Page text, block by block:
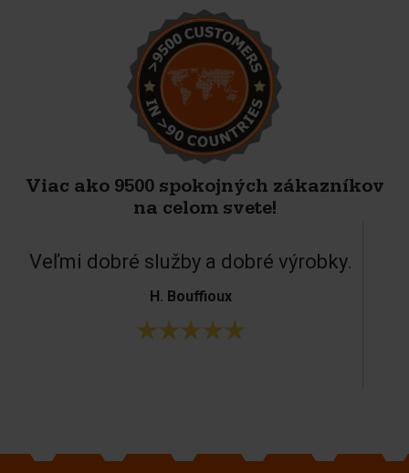
Viac ako 9500 spokojných zákazníkov
na celom svete!
Veľmi dobré služby a dobré výrobky.
H. Bouffioux